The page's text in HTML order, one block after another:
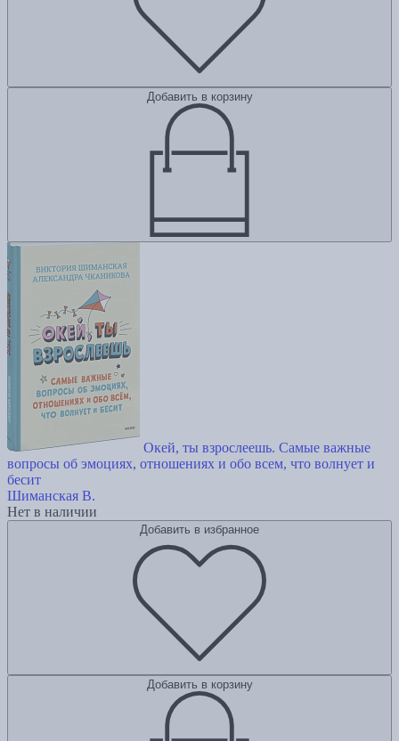
Добавить в корзину
Окей, ты взрослеешь. Самые важные
вопросы об эмоциях, отношениях и обо всем, что волнует и
бесит
Шиманская В.
Нет в наличии
Добавить в избранное
Добавить в корзину